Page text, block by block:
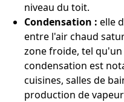
niveau du toit.
Condensation : elle
entre l'air chaud
zone froide, tel qu'un
condensation est
cuisines, salles de
production de